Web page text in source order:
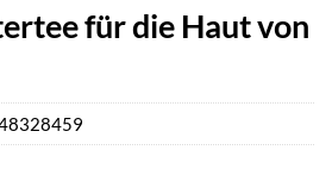
für die Haut von